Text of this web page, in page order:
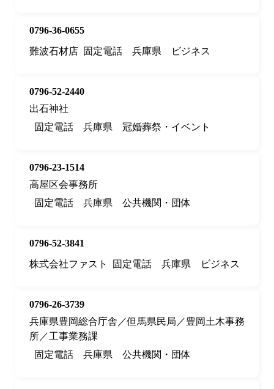
0796-36-0655
難波石材店 固定電話 兵庫県 ビジネス
0796-52-2440
出石神社
固定電話
兵庫県 冠婚葬祭・イベント
0796-23-1514
高屋区会事務所
固定電話
兵庫県 公共機関・団体
0796-52-3841
株式会社ファスト
固定電話 兵庫県 ビジネス
0796-26-3739
兵庫県豊岡総合庁舎／但馬県民局／豊岡土木事務
所／工事業務課
固定電話
兵庫県 公共機関・団体